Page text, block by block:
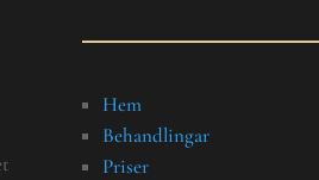
Hem
Behandlingar
Priser